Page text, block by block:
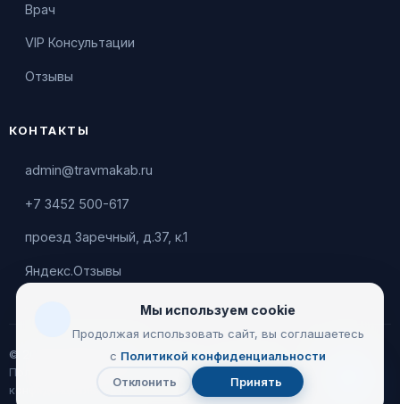
Врач
VIP Консультации
Отзывы
КОНТАКТЫ
admin@travmakab.ru
+7 3452 500-617
проезд Заречный, д.37, к.1
Яндекс.Отзывы
© 2026 Leontiev Clinic
Пользовательское соглашение
конфиденциальности
Мы используем cookie
Продолжая использовать сайт, вы соглашаетесь
с Политикой конфиденциальности
Отклонить Принять